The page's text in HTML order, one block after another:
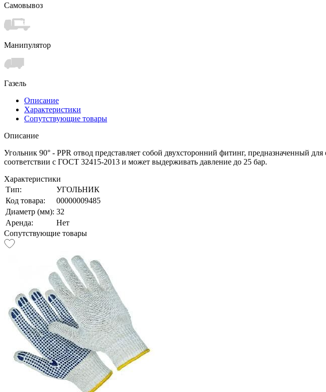
Самовывоз
Манипулятор
Газель
Описание
Характеристики
Сопутствующие товары
Описание
Угольник 90° - PPR отвод представляет собой двухсторонний фитинг, предназначенный
соответствии с ГОСТ 32415-2013 и может выдерживать давление до 25 бар.
Характеристики
Тип:
УГОЛЬНИК
Код товара:
00000009485
Диаметр (мм): 32
Аренда:
Нет
Сопутствующие товары